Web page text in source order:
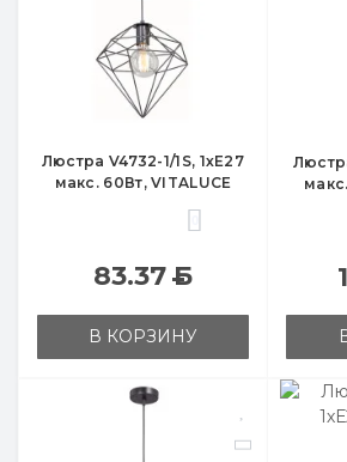
Люстра V4732-1/1S, 1хЕ27
макс. 60Вт, VITALUCE
83.37Б
В КОРЗИНУ